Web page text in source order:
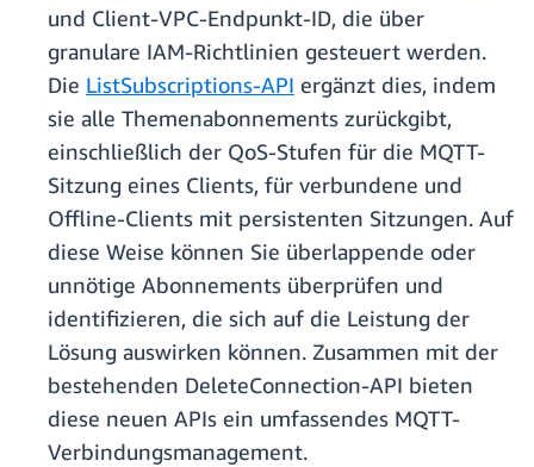
und Client-VPC-Endpunkt-ID, die über
granulare IAM-Richtlinien gesteuert werden.
Die ListSubscriptions-API ergänzt dies, indem
sie alle Themenabonnements zurückgibt,
einschließlich der QoS-Stufen für die MQTT-
Sitzung eines Clients, für verbundene und
Offline-Clients mit persistenten Sitzungen. Auf
diese Weise können Sie überlappende oder
unnötige Abonnements überprüfen und
identifizieren, die sich auf die Leistung der
Lösung auswirken können. Zusammen mit der
bestehenden DeleteConnection-API bieten
diese neuen APIs ein umfassendes MQTT-
Verbindungsmanagement.